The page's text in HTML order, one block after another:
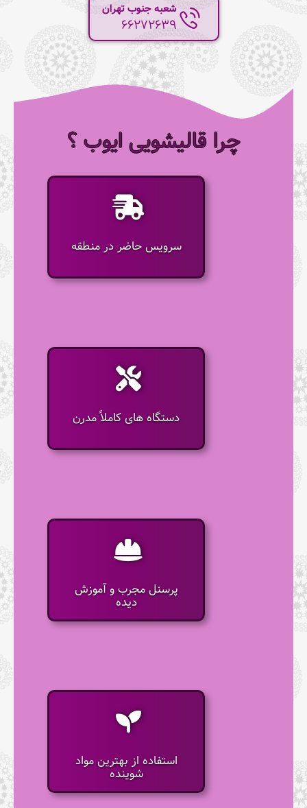
شعبه جنوب تهران
66272639
چرا قالیشویی ایوب ؟
سرویس حاضر در منطقه
دستگاه های کاملاً مدرن
پرسنل مجرب و آموزش
دیده
استفاده از بهترین مواد
شوینده